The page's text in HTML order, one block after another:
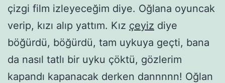
çizgi film izleyeceğim diye. Oğlana oyuncak
verip, kızı alıp yattım. Kız çeyiz diye
böğürdü, böğürdü, tam uykuya geçti, bana
da nasıl tatlı bir uyku çöktü, gözlerim
kapandı kapanacak derken dannnnn! Oğlan